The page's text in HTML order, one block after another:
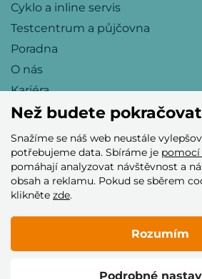
Cyklo a inline servis
Testcentrum a půjčovna
Poradna
O nás
Kariéra
Přijímáme tyto
© 2005–2026 Helia Trade
Než budete pokračovat
Snažíme se náš web neustále
potřebujeme data. Sbíráme je pomocí
pomáhají analyzovat návštěvnost a
obsah a reklamu. Pokud se sběrem
klikněte zde.
Podrobné
Rozumím